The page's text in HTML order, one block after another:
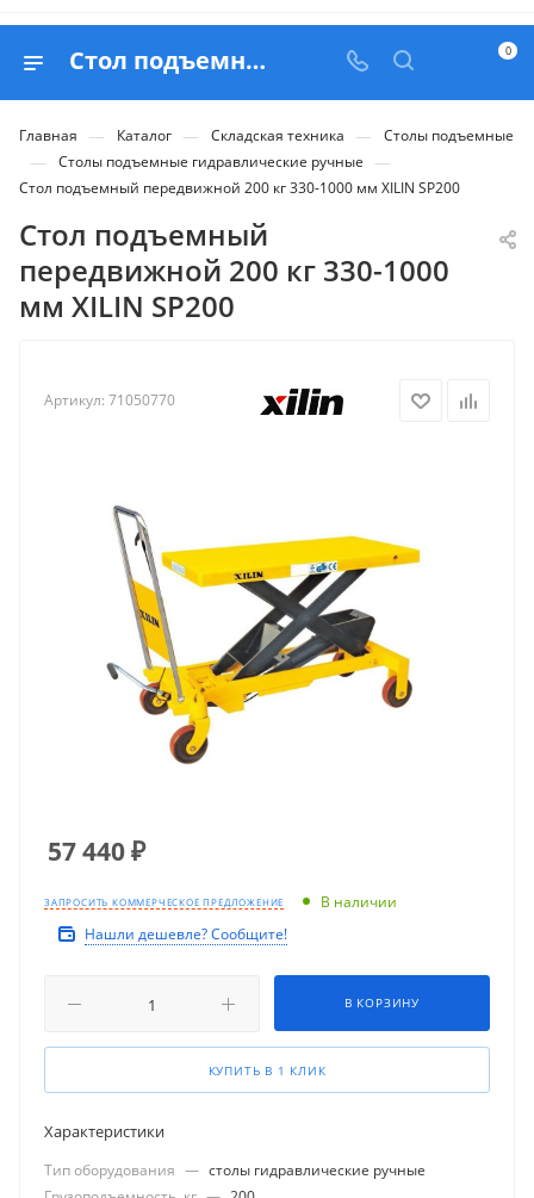
Стол подъемный передвижной 200 кг 330-1000 мм XILIN SP200 - купить в Belapex 0
Главная — Каталог — Складская техника — Столы подъемные
— Столы подъемные гидравлические ручные —
Стол подъемный передвижной 200 кг 330-1000 мм XILIN SP200
Стол подъемный
передвижной 200 кг 330-1000
мм XILIN SP200
Артикул: 71050770
57 440₽
ЗАПРОСИТЬ КОММЕРЧЕСКОЕ ПРЕДЛОЖЕНИЕ
В наличии
Нашли дешевле? Сообщите!
В КОРЗИНУ
КУПИТЬ В 1 КЛИК
Характеристики
Тип оборудования — столы гидравлические ручные